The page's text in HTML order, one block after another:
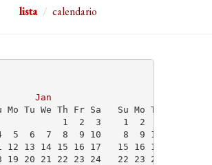
lista calendario
Jan
Mo Tu We Th Fr Sa   Su Mo Tu We Th
1  2  3    1  2  3  4  5
5  6  7  8  9 10    8  9 10 11 12
12 13 14 15 16 17   15 16 17 18 19
19 20 21 22 23 24   22 23 24 25 26